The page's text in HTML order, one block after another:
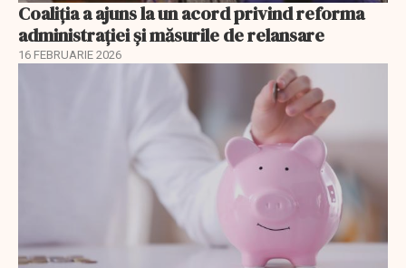
Coaliția a ajuns la un acord privind reforma
administrației și măsurile de relansare
16 FEBRUARIE 2026